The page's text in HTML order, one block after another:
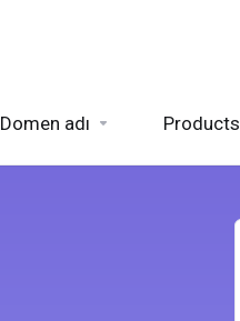
Domen adı Products